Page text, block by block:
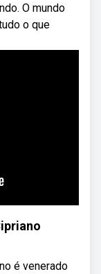
O mundo
o que
é venerado